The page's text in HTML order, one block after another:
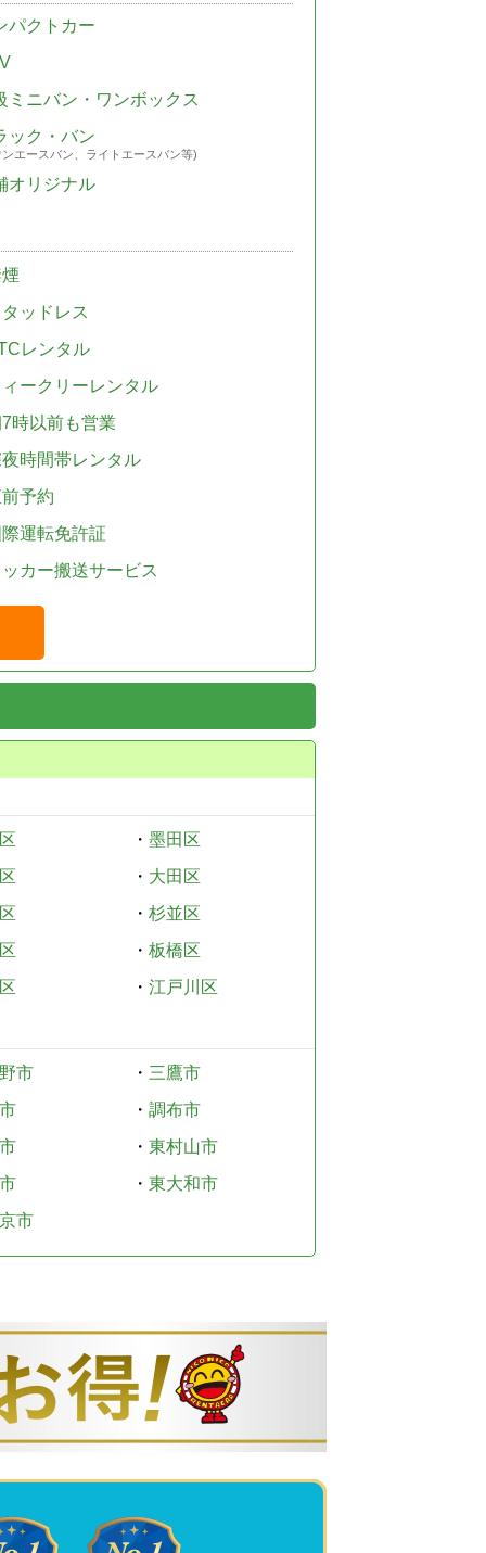
パクトカー
ミニバン・ワンボックス
ック・バン
エースバン、ライトエースバン等)
オリジナル
ッドレス
レンタル
ークリーレンタル
時以前も営業
時間帯レンタル
予約
運転免許証
カー搬送サービス
・ 墨田区
・ 大田区
・ 杉並区
・ 板橋区
・ 江戸川区
市 ・ 三鷹市
・ 調布市
・ 東村山市
・ 東大和市
市